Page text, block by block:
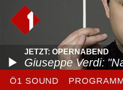
JETZT: OPERNABEND
Giuseppe Verdi:
Ö1 SOUND